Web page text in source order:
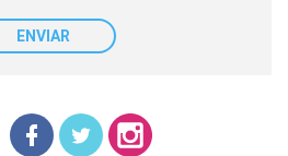
general, sólo el personal de
debidamente autorizado podrá
información que le pedimos. No se
cómo tratamos sus datos en la
ENVIAR